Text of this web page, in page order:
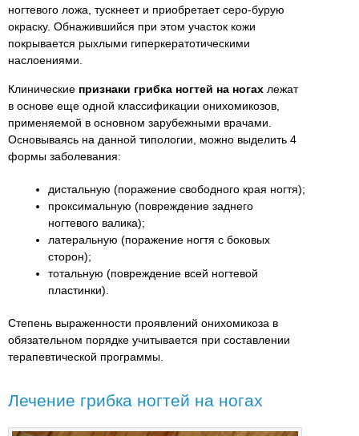
ногтевого ложа, тускнеет и приобретает серо-бурую
окраску. Обнажившийся при этом участок кожи
покрывается рыхлыми гиперкератотическими
наслоениями.
Клинические признаки грибка ногтей на ногах лежат
в основе еще одной классификации онихомикозов,
применяемой в основном зарубежными врачами.
Основываясь на данной типологии, можно выделить 4
формы заболевания:
дистальную (поражение свободного края ногтя);
проксимальную (повреждение заднего
ногтевого валика);
латеральную (поражение ногтя с боковых
сторон);
тотальную (повреждение всей ногтевой
пластинки).
Степень выраженности проявлений онихомикоза в
обязательном порядке учитывается при составлении
терапевтической программы.
Лечение грибка ногтей на ногах